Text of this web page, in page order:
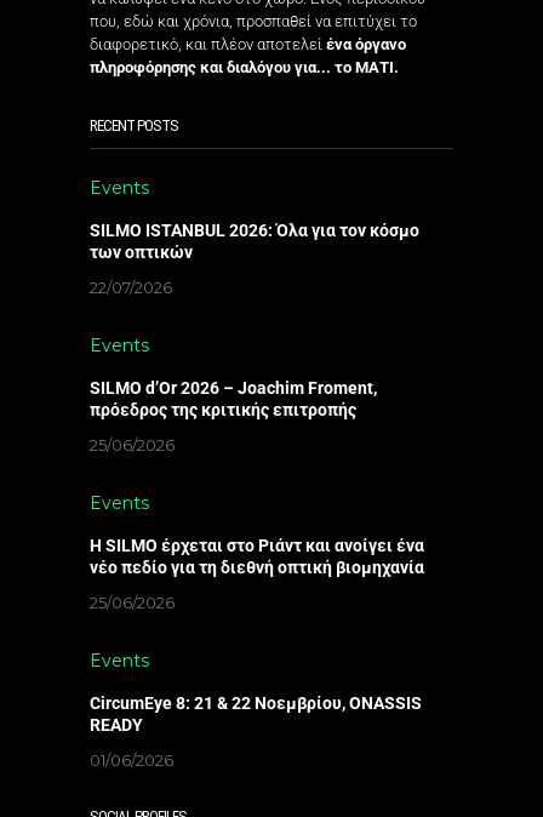
που, εδώ και χρόνια, προσπαθεί να επιτύχει το
διαφορετικό, και πλέον αποτελεί ένα όργανο
πληροφόρησης και διαλόγου για... το ΜΑΤΙ.
RECENT POSTS
Events
SILMO ISTANBUL 2026: Όλα για τον κόσμο
των οπτικών
22/07/2026
Events
SILMO d’Or 2026 – Joachim Froment,
πρόεδρος της κριτικής επιτροπής
25/06/2026
Events
Η SILMO έρχεται στο Ριάντ και ανοίγει ένα
νέο πεδίο για τη διεθνή οπτική βιομηχανία
25/06/2026
Events
CircumEye 8: 21 & 22 Νοεμβρίου, ONASSIS
READY
01/06/2026